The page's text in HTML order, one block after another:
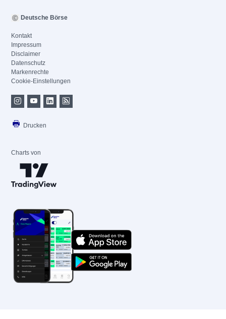
Deutsche Börse
Kontakt
Impressum
Disclaimer
Datenschutz
Markenrechte
Cookie-Einstellungen
Drucken
Charts von